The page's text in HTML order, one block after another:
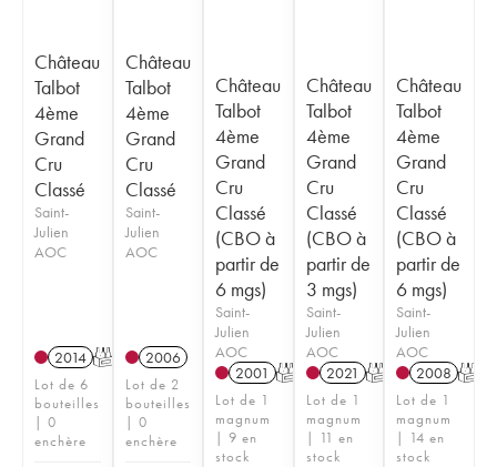
Château
Talbot
4ème
Grand
Cru
Classé
Saint-
Julien
AOC
2014 T
Lot de 6
bouteilles
| 0
enchère
Château
Talbot
4ème
Grand
Cru
Classé
Saint-
Julien
AOC
2006
Lot de 2
bouteilles
| 0
enchère
Château
Talbot
4ème
Grand
Cru
Classé
(CBO à
partir de
6 mgs)
Saint-
Julien
AOC
2001 T
Lot de 1
magnum
| 9 en
stock
Château
Talbot
4ème
Grand
Cru
Classé
(CBO à
partir de
3 mgs)
Saint-
Julien
AOC
2021 T
Lot de 1
magnum
| 11 en
stock
Château
Talbot
4ème
Grand
Cru
Classé
(CBO à
partir de
6 mgs)
Saint-
Julien
AOC
2008 T
Lot de 1
magnum
| 14 en
stock